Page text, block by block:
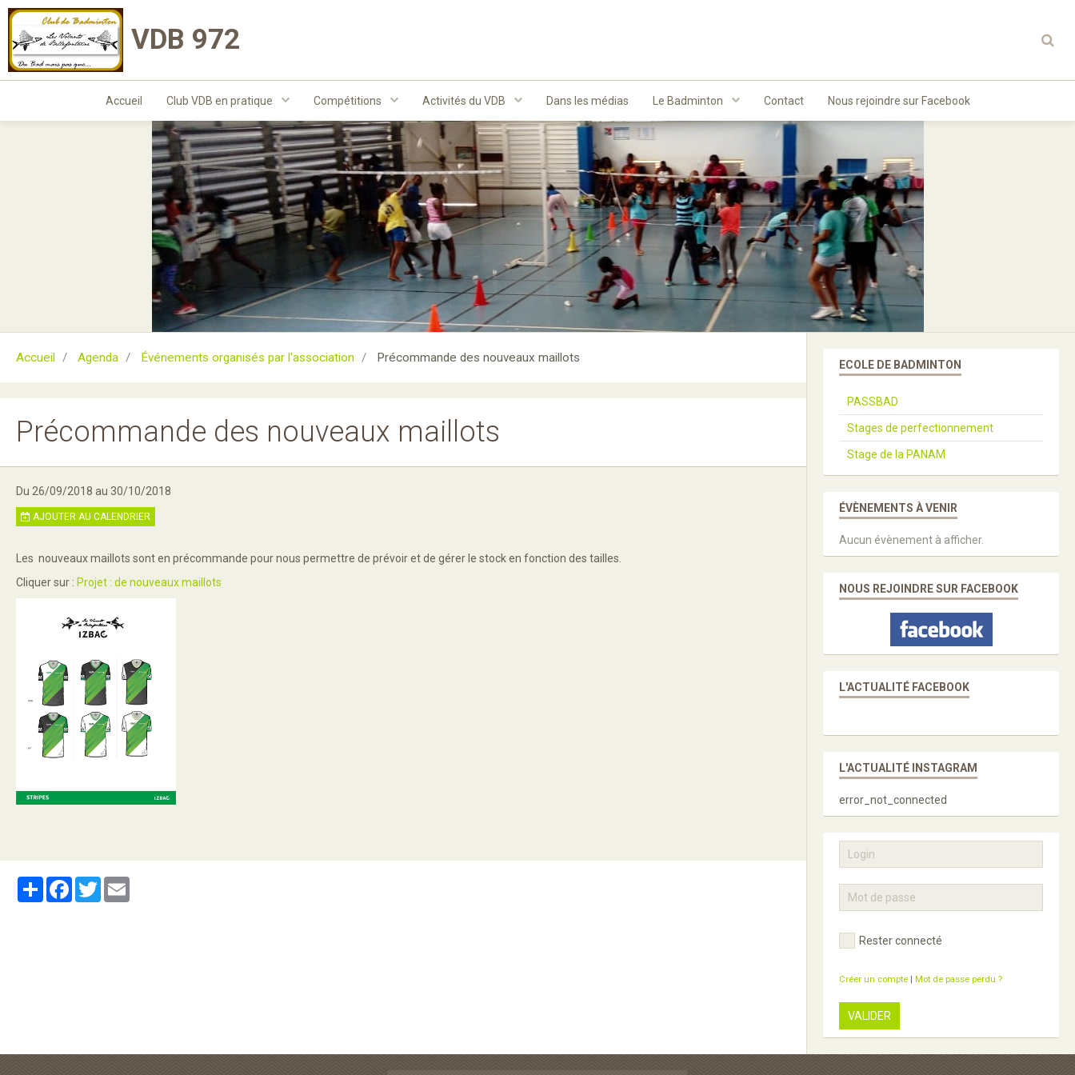
VDB 972
Accueil Club VDB en pratique Compétitions Activités du VDB Dans les médias Le Badminton Contact Nous rejoindre sur Facebook
Accueil Agenda Événements organisés par l'association Précommande des nouveaux maillots
Précommande des nouveaux maillots
Du 26/09/2018 au 30/10/2018
AJOUTER AU CALENDRIER
Les nouveaux maillots sont en précommande pour nous permettre de prévoir et de gérer le stock en fonction des tailles.
Cliquer sur : Projet : de nouveaux maillots
PartagerFacebook
Twitter
ECOLE DE BADMINTON
PASSBAD
Stages de perfectionnement
Stage de la PANAM
ÉVÈNEMENTS À VENIR
Aucun évènement à afficher.
NOUS REJOINDRE SUR FACEBOOK
L'ACTUALITÉ FACEBOOK
L'ACTUALITÉ INSTAGRAM
error_not_connected
Rester connecté
Créer un compte | Mot de passe perdu ?
VALIDER